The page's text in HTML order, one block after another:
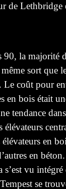
de
90, la majorité
sort que
Le coût pour
en bois était
tendance
élévateurs
élévateurs en
en
s’est vu intégré
se